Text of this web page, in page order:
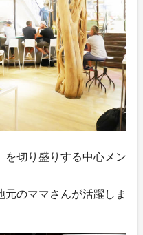
を切り盛りする中心メン
のママさんが活躍しま